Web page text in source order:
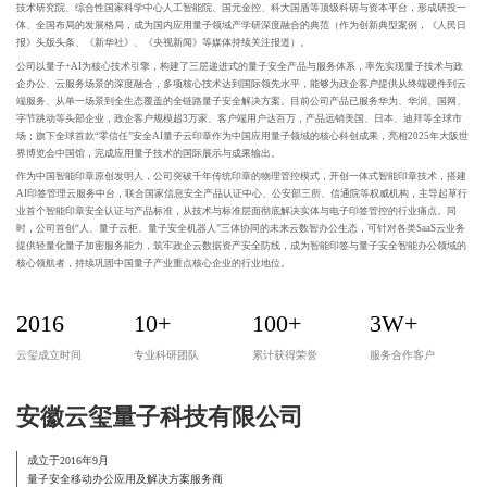
技术研究院、综合性国家科学中心人工智能院、国元金控、科大国盾等顶级科研与资本平台，形成研投一
体、全国布局的发展格局，成为国内应用量子领域产学研深度融合的典范（作为创新典型案例，《人民日
报》头版头条、《新华社》、《央视新闻》等媒体持续关注报道）。
公司以量子+AI为核心技术引擎，构建了三层递进式的量子安全产品与服务体系，率先实现量子技术与政
企办公、云服务场景的深度融合，多项核心技术达到国际领先水平，能够为政企客户提供从终端硬件到云
端服务、从单一场景到全生态覆盖的全链路量子安全解决方案。目前公司产品已服务华为、华润、国网、
字节跳动等头部企业，政企客户规模超3万家、客户端用户达百万，产品远销美国、日本、迪拜等全球市
场；旗下全球首款“零信任”安全AI量子云印章作为中国应用量子领域的核心科创成果，亮相2025年大阪世
界博览会中国馆，完成应用量子技术的国际展示与成果输出。
作为中国智能印章原创发明人，公司突破千年传统印章的物理管控模式，开创一体式智能印章技术，搭建
AI印签管理云服务中台，联合国家信息安全产品认证中心、公安部三所、信通院等权威机构，主导起草行
业首个智能印章安全认证与产品标准，从技术与标准层面彻底解决实体与电子印签管控的行业痛点。同
时，公司首创“人、量子云柜、量子安全机器人”三体协同的未来云数智办公生态，可针对各类SaaS云业务
提供轻量化量子加密服务能力，筑牢政企云数据资产安全防线，成为智能印签与量子安全智能办公领域的
核心领航者，持续巩固中国量子产业重点核心企业的行业地位。
2016
云玺成立时间
10+
专业科研团队
100+
累计获得荣誉
3W+
服务合作客户
安徽云玺量子科技有限公司
成立于2016年9月
量子安全移动办公应用及解决方案服务商